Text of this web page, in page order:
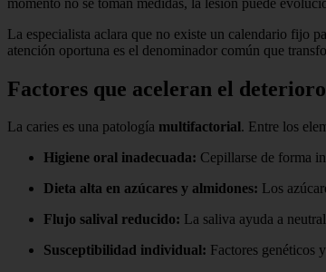
La especialista aclara que no existe un calendario fijo
atención oportuna es el denominador común que
Factores que aceleran el
La caries es una patología multifactorial. Entre los
Higiene oral inadecuada: Cepillarse de forma
Dieta alta en azúcares y almidones: Los
Flujo salival reducido: La saliva ayuda a
Susceptibilidad individual: Factores genéticos